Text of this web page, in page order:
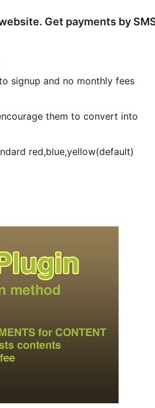
Get payments by
signup and no monthly fees
them to convert into
red,blue,yellow(default)